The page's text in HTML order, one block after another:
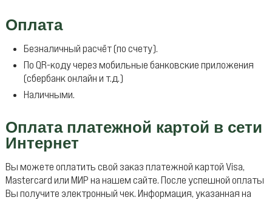
Оплата
Безналичный расчёт (по счету).
По QR-коду через мобильные банковские приложения
(сбербанк онлайн и т.д.)
Наличными.
Оплата платежной картой в сети
Интернет
Вы можете оплатить свой заказ платежной картой Visa,
Mastercard или МИР на нашем сайте. После успешной оплаты
Вы получите электронный чек. Информация, указанная на